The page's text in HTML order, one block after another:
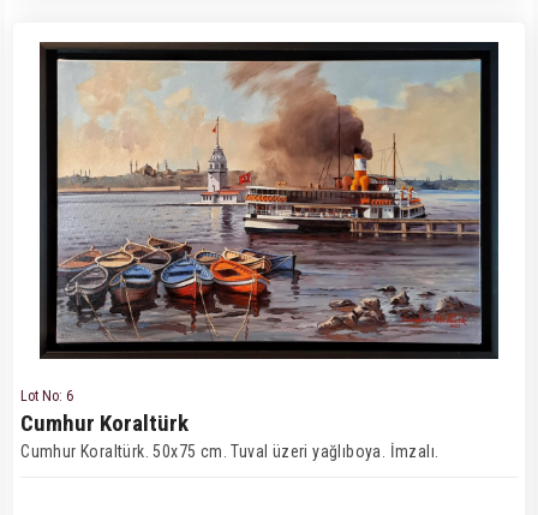
Lot No: 6
Cumhur Koraltürk
Cumhur Koraltürk. 50x75 cm. Tuval üzeri yağlıboya. İmzalı.